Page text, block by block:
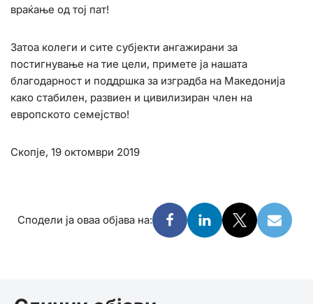
враќање од тој пат!
Затоа колеги и сите субјекти ангажирани за
постигнување на тие цели, примете ја нашата
благодарност и поддршка за изградба на Македонија
како стабилен, развиен и цивилизиран член на
европското семејство!
Скопје, 19 октомври 2019
Сподели ја оваа објава на: